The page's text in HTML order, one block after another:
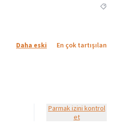
Daha eski En çok tartışılan
parmak izini kontrol
et